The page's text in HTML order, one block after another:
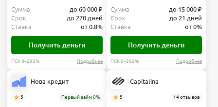
Сумма
до 60 000 ₽
Срок
до 270 дней
Ставка
от 0.8%
Получить деньги
ПСК 0–292% Подробнее
Сумма
до 15 000 ₽
Срок
до 21 дней
Ставка
от 0%
Получить деньги
ПСК 0–292% Подробнее
Нова кредит
5 Первый займ 0%
Capitalina
5 14 отзывов